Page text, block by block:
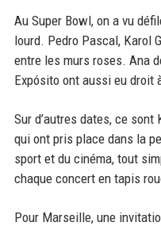
Au Super Bowl, on a vu
lourd. Pedro Pascal, Karol
entre les murs roses. Ana
Expósito ont aussi eu droit
Sur d’autres dates, ce
qui ont pris place dans la
sport et du cinéma, tout
chaque concert en tapis
Pour Marseille, une